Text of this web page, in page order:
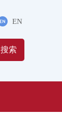
搜索
EN